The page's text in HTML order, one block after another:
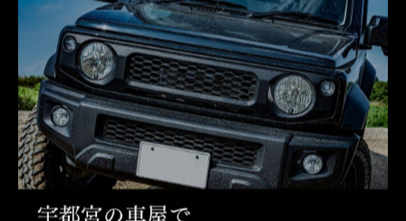
交換
整備
車検
最近の投稿 Recent Posts